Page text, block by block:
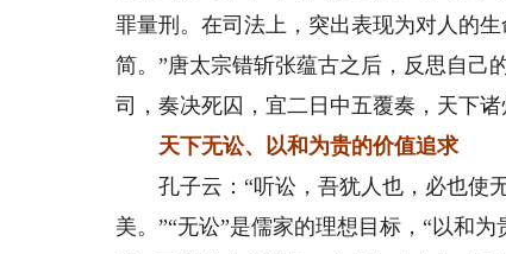
罪量刑。在司法上，突出表现为对人的
简。”唐太宗错斩张蕴古之后，反思自己
司，奏决死囚，宜二日中五覆奏，天下诸
天下无讼、以和为贵的价值追求
孔子云：“听讼，吾犹人也，必也使无
美。”“无讼”是儒家的理想目标，“以和